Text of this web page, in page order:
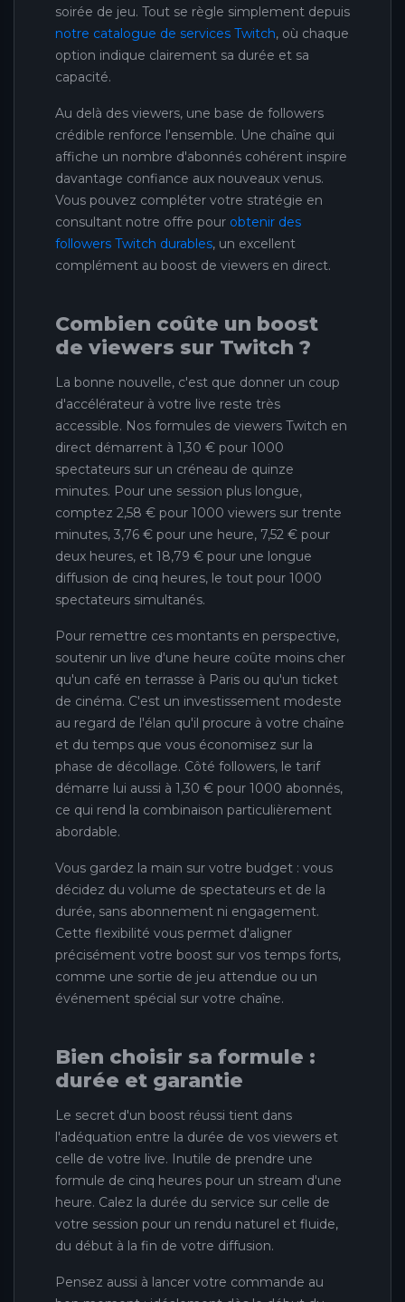
soirée de jeu. Tout se règle simplement depuis
notre catalogue de services Twitch, où chaque
option indique clairement sa durée et sa
capacité.
Au delà des viewers, une base de followers
crédible renforce l'ensemble. Une chaîne qui
affiche un nombre d'abonnés cohérent inspire
davantage confiance aux nouveaux venus.
Vous pouvez compléter votre stratégie en
consultant notre offre pour obtenir des
followers Twitch durables, un excellent
complément au boost de viewers en direct.
Combien coûte un boost
de viewers sur Twitch ?
La bonne nouvelle, c'est que donner un coup
d'accélérateur à votre live reste très
accessible. Nos formules de viewers Twitch en
direct démarrent à 1,30 € pour 1000
spectateurs sur un créneau de quinze
minutes. Pour une session plus longue,
comptez 2,58 € pour 1000 viewers sur trente
minutes, 3,76 € pour une heure, 7,52 € pour
deux heures, et 18,79 € pour une longue
diffusion de cinq heures, le tout pour 1000
spectateurs simultanés.
Pour remettre ces montants en perspective,
soutenir un live d'une heure coûte moins cher
qu'un café en terrasse à Paris ou qu'un ticket
de cinéma. C'est un investissement modeste
au regard de l'élan qu'il procure à votre chaîne
et du temps que vous économisez sur la
phase de décollage. Côté followers, le tarif
démarre lui aussi à 1,30 € pour 1000 abonnés,
ce qui rend la combinaison particulièrement
abordable.
Vous gardez la main sur votre budget : vous
décidez du volume de spectateurs et de la
durée, sans abonnement ni engagement.
Cette flexibilité vous permet d'aligner
précisément votre boost sur vos temps forts,
comme une sortie de jeu attendue ou un
événement spécial sur votre chaîne.
Bien choisir sa formule :
durée et garantie
Le secret d'un boost réussi tient dans
l'adéquation entre la durée de vos viewers et
celle de votre live. Inutile de prendre une
formule de cinq heures pour un stream d'une
heure. Calez la durée du service sur celle de
votre session pour un rendu naturel et fluide,
du début à la fin de votre diffusion.
Pensez aussi à lancer votre commande au